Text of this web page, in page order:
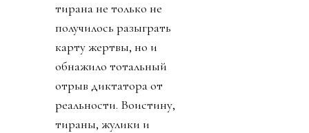
тирана не только не
получилось разыграть
карту жертвы, но и
обнажило тотальный
отрыв диктатора от
реальности. Воистину,
тираны, жулики и